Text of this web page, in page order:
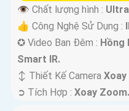
👁 Chất lượng hình :
👍 Công Nghệ Sử Dụng :
✪ Video Ban Đêm : Hồng
Smart IR.
↕️ Thiết Kế Camera Xoay
️➲ Tích Hợp : Xoay Zoom.